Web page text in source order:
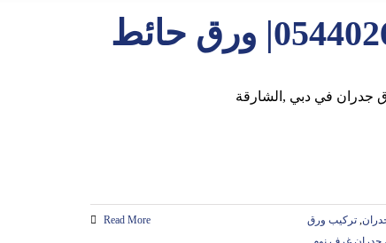
, تركيب ورق
Read More